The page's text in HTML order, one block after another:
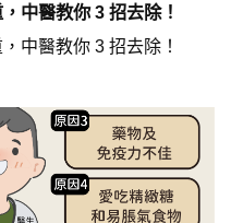
中醫教你 3 招去除！
中醫教你 3 招去除！